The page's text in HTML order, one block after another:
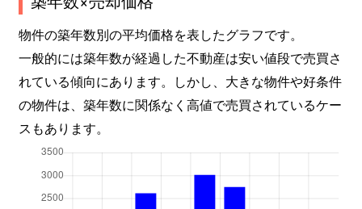
物件の築年数別の平均価格を表したグラフです。
一般的には築年数が経過した不動産は安い値段で売買さ
れている傾向にあります。しかし、大きな物件や好条件
の物件は、築年数に関係なく高値で売買されているケー
スもあります。